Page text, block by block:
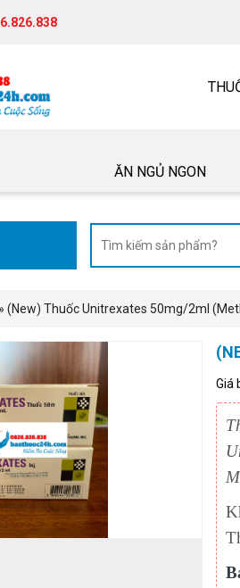
ĂN NGỦ NGON
» (New) Thuốc Unitrexates 50mg/2ml
Giá